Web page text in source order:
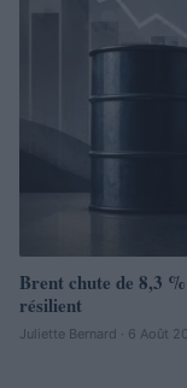
Brent chute de 8,3
résilient
Juliette Bernard · 6 Août